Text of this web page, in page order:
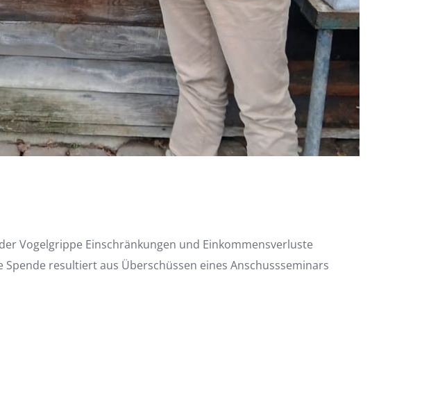
Vogelgrippe Einschränkungen und Einkommensverluste
resultiert aus Überschüssen eines Anschussseminars